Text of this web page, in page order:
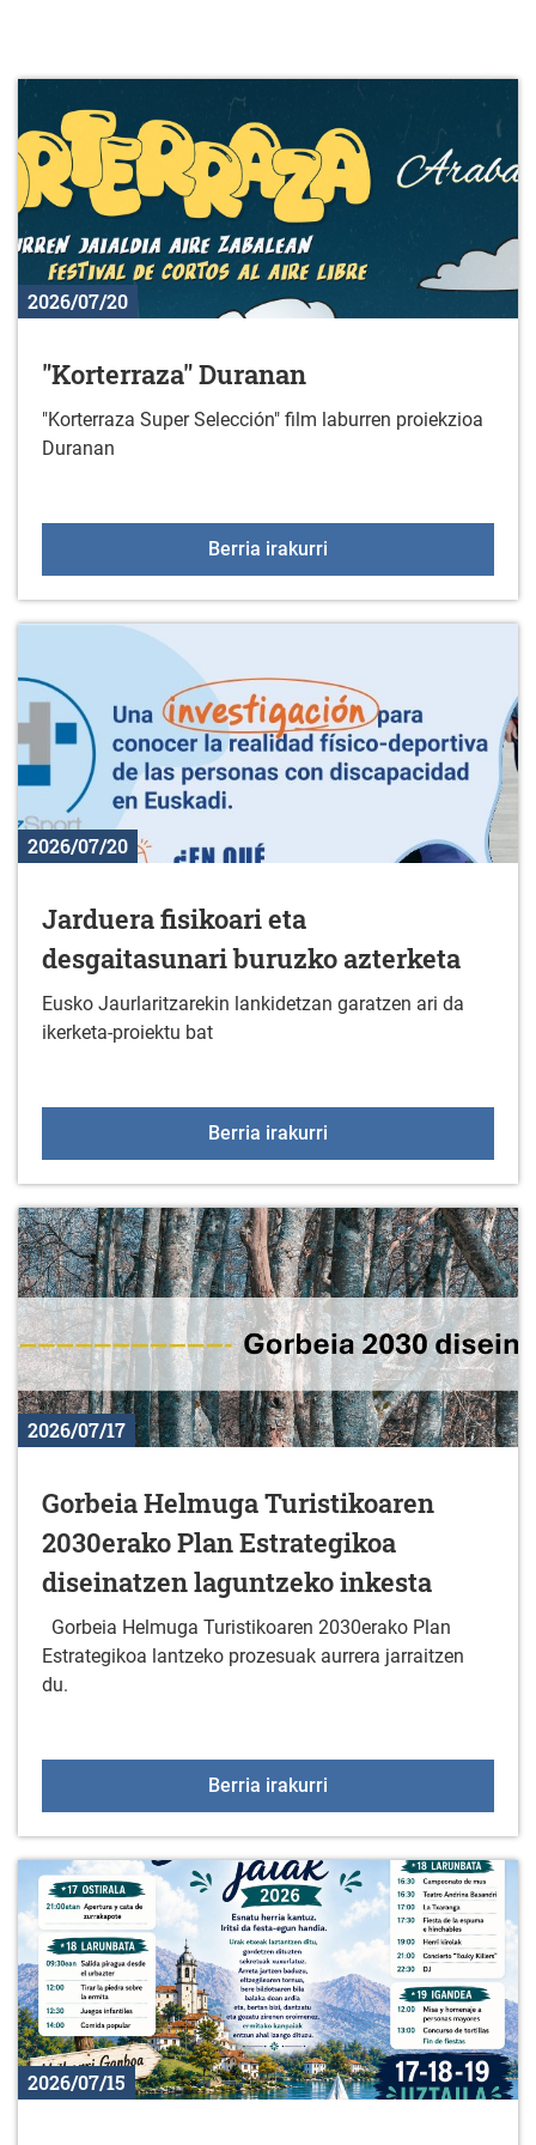
2026/07/20
"Korterraza" Duranan
"Korterraza Super Selección" film laburren proiekzioa
Duranan
Berria irakurri
2026/07/20
Jarduera fisikoari eta
desgaitasunari buruzko azterketa
Eusko Jaurlaritzarekin lankidetzan garatzen ari da
ikerketa-proiektu bat
Berria irakurri
2026/07/17
Gorbeia Helmuga Turistikoaren
2030erako Plan Estrategikoa
diseinatzen laguntzeko inkesta
Gorbeia Helmuga Turistikoaren 2030erako Plan
Estrategikoa lantzeko prozesuak aurrera jarraitzen
du.
Berria irakurri
2026/07/15